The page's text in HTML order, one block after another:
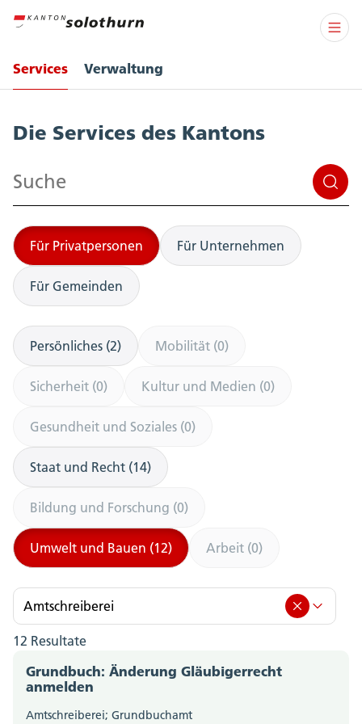
Services Verwaltung
Die Services des Kantons
Suchen
Für Privatpersonen Für Unternehmen
Für Gemeinden
Persönliches (2) Mobilität (0)
Sicherheit (0) Kultur und Medien (0)
Gesundheit und Soziales (0)
Staat und Recht (14)
Bildung und Forschung (0)
Umwelt und Bauen (12) Arbeit (0)
Amtschreiberei
Amtschreiberei (12)
Amt für Berufsbildung, Mittel- und Hochschulen
12 Resultate
Grundbuch: Änderung Gläubigerrecht
anmelden
Amtschreiberei; Grundbuchamt